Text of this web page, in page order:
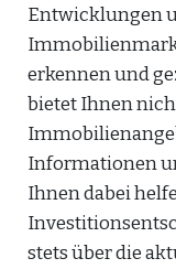
Entwicklungen
erkennen und
bietet Ihnen
Informationen
Ihnen dabei
stets über die